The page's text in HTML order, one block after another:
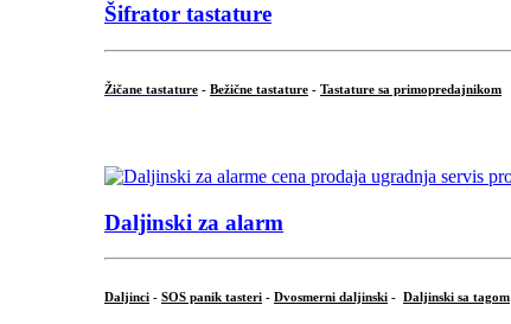
Šifrator tastature
Žičane tastature - Bežične tastature - Tastature sa primopredajnikom
Daljinski za alarm
Daljinci - SOS panik tasteri - Dvosmerni daljinski - Daljinski sa tagom